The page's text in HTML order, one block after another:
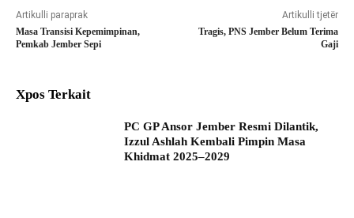
Artikulli paraprak
Masa Transisi Kepemimpinan,
Pemkab Jember Sepi
Artikulli tjetër
Tragis, PNS Jember Belum Terima
Gaji
Xpos Terkait
PC GP Ansor Jember Resmi Dilantik,
Izzul Ashlah Kembali Pimpin Masa
Khidmat 2025–2029